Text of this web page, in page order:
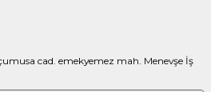
cad. emekyemez mah. Menevşe İş